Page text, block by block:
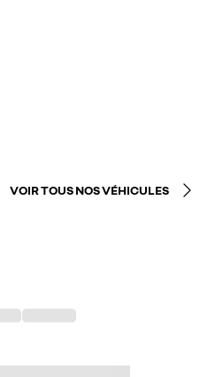
VOIR TOUS NOS VÉHICULES